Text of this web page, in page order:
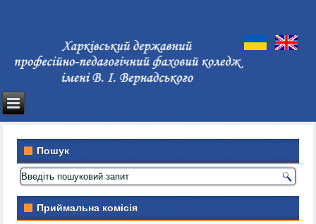
Пошук
Приймальна комісія